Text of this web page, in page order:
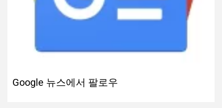
Google 뉴스에서 팔로우